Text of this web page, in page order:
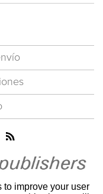
to improve your user